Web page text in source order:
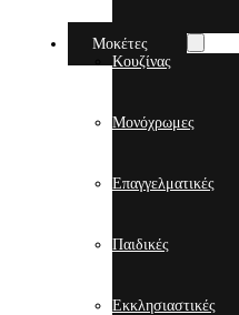
Μοκέτες
Κουζίνας
Μονόχρωμες
Επαγγελματικές
Παιδικές
Εκκλησιαστικές